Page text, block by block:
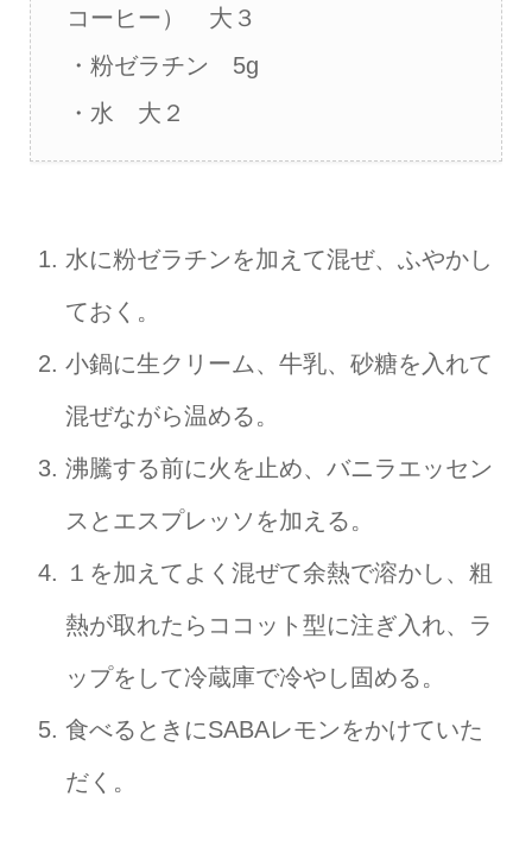
コーヒー） 大３
・粉ゼラチン 5g
・水 大２
水に粉ゼラチンを加えて混ぜ、ふやかし
ておく。
小鍋に生クリーム、牛乳、砂糖を入れて
混ぜながら温める。
沸騰する前に火を止め、バニラエッセン
スとエスプレッソを加える。
１を加えてよく混ぜて余熱で溶かし、粗
熱が取れたらココット型に注ぎ入れ、ラ
ップをして冷蔵庫で冷やし固める。
食べるときにSABAレモンをかけていた
だく。